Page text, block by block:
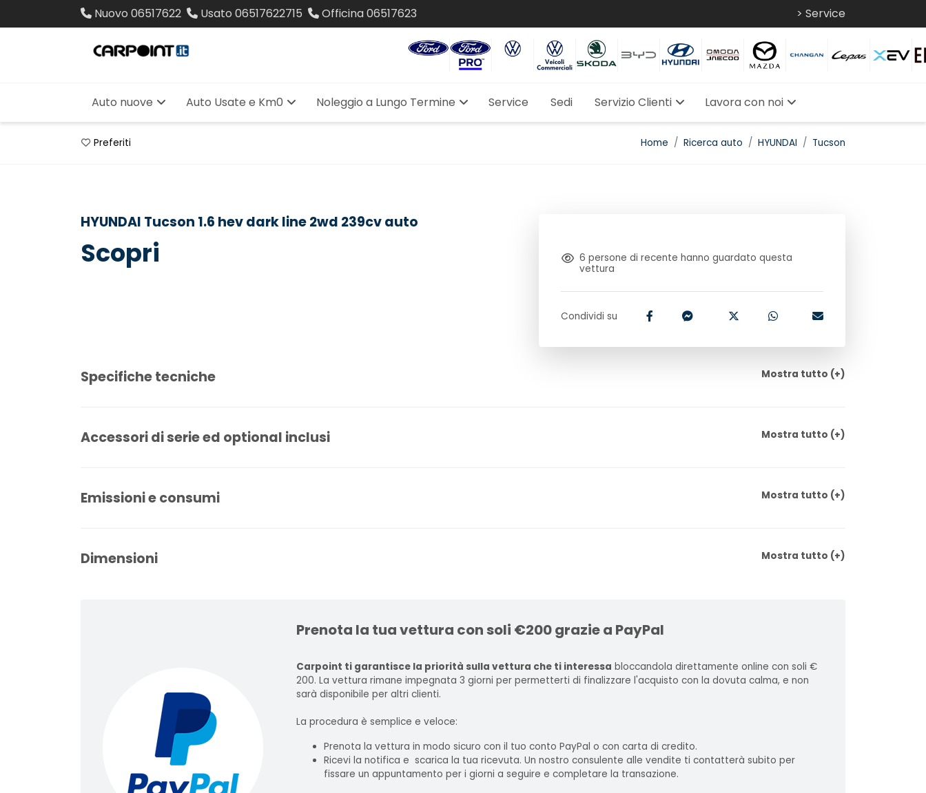
Nuovo 06517622 Usato 06517622715 Officina06517623 > Service
Auto nuove Auto Usate e Km0 Noleggio a Lungo Termine Service Sedi Servizio Clienti Lavora con noi
Preferiti Home Ricerca auto HYUNDAI Tucson
HYUNDAI Tucson 1.6 hev dark line 2wd 239cv auto
Scopri 6 persone di recente hanno guardato questa
vettura
Condividi su
Specifiche tecniche Mostra tutto (+)
Accessori di serie ed optional inclusi Mostra tutto (+)
Emissioni e consumi Mostra tutto (+)
Dimensioni Mostra tutto (+)
Prenota la tua vettura con soli €200 grazie a PayPal
Carpoint ti garantisce la priorità sulla vettura che ti interessa bloccandola direttamente online con soli €
200. La vettura rimane impegnata 3 giorni per permetterti di finalizzare l'acquisto con la dovuta calma, e non
sarà disponibile per altri clienti.
La procedura è semplice e veloce:
Prenota la vettura in modo sicuro con il tuo conto PayPal o con carta di credito.
Ricevi la notifica e scarica la tua ricevuta. Un nostro consulente alle vendite ti contatterà subito per
fissare un appuntamento per i giorni a seguire e completare la transazione.